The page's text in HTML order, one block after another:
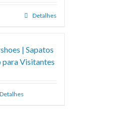
Detalhes
| Sapatos
para Visitantes
Detalhes